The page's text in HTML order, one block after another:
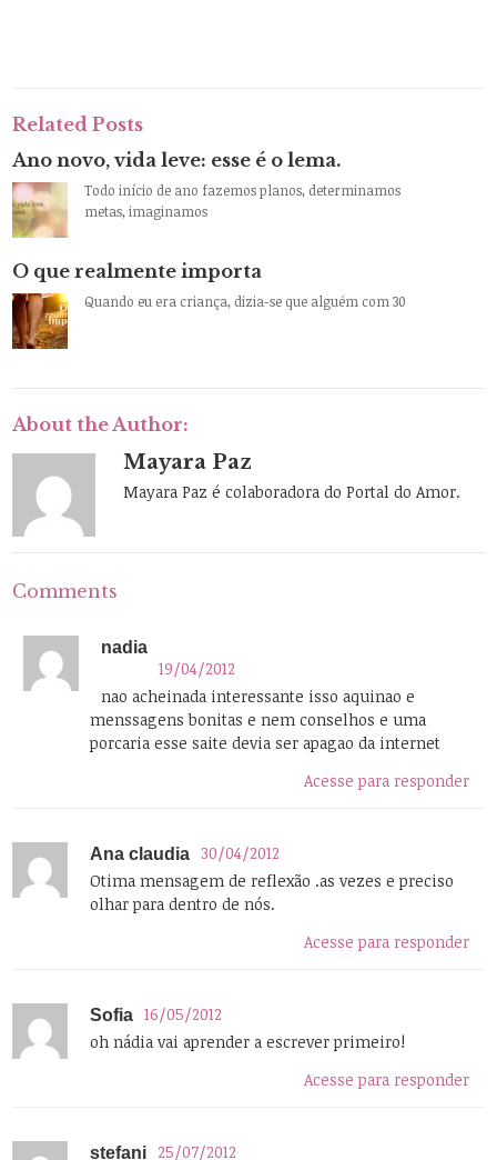
Related Posts
Ano novo, vida leve: esse é o lema.
Todo início de ano fazemos planos, determinamos
metas, imaginamos
O que realmente importa
Quando eu era criança, dizia-se que alguém com 30
About the Author:
Mayara Paz
Mayara Paz é colaboradora do Portal do Amor.
Comments
nadia
19/04/2012
nao acheinada interessante isso aquinao e
menssagens bonitas e nem conselhos e uma
porcaria esse saite devia ser apagao da internet
Acesse para responder
Ana claudia
30/04/2012
Otima mensagem de reflexão .as vezes e preciso
olhar para dentro de nós.
Acesse para responder
Sofia
16/05/2012
oh nádia vai aprender a escrever primeiro!
Acesse para responder
stefani 25/07/2012